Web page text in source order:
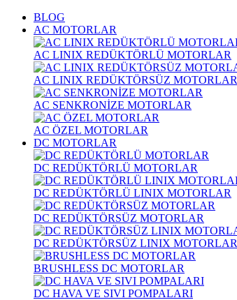
BLOG
AC MOTORLAR
AC LINIX REDÜKTÖRLÜ MOTORLAR
AC LINIX REDÜKTÖRSÜZ MOTORLAR
AC SENKRONİZE MOTORLAR
AC ÖZEL MOTORLAR
DC MOTORLAR
DC REDÜKTÖRLÜ MOTORLAR
DC REDÜKTÖRLÜ LINIX MOTORLAR
DC REDÜKTÖRSÜZ MOTORLAR
DC REDÜKTÖRSÜZ LINIX MOTORLAR
BRUSHLESS DC MOTORLAR
DC HAVA VE SIVI POMPALARI